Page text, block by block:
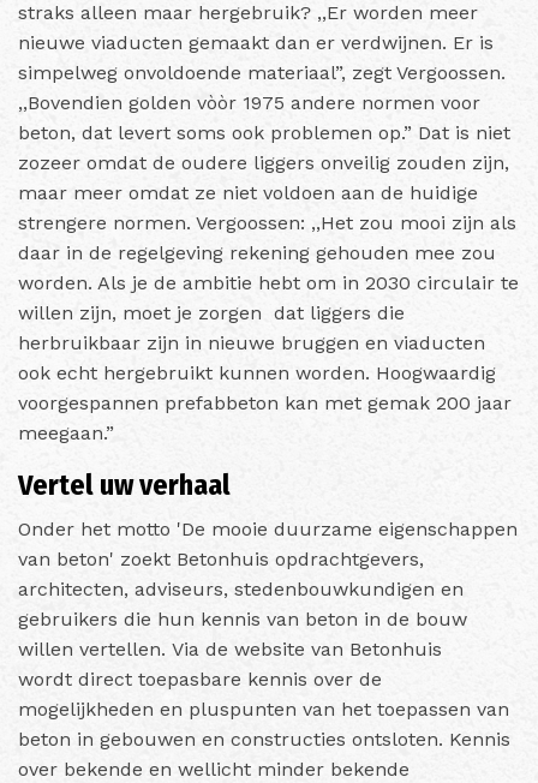
straks alleen maar hergebruik? ,,Er worden meer
nieuwe viaducten gemaakt dan er verdwijnen. Er is
simpelweg onvoldoende materiaal”, zegt Vergoossen.
,,Bovendien golden vòòr 1975 andere normen voor
beton, dat levert soms ook problemen op.” Dat is niet
zozeer omdat de oudere liggers onveilig zouden zijn,
maar meer omdat ze niet voldoen aan de huidige
strengere normen. Vergoossen: ,,Het zou mooi zijn als
daar in de regelgeving rekening gehouden mee zou
worden. Als je de ambitie hebt om in 2030 circulair te
willen zijn, moet je zorgen dat liggers die
herbruikbaar zijn in nieuwe bruggen en viaducten
ook echt hergebruikt kunnen worden. Hoogwaardig
voorgespannen prefabbeton kan met gemak 200 jaar
meegaan.”
Vertel uw verhaal
Onder het motto 'De mooie duurzame eigenschappen
van beton' zoekt Betonhuis opdrachtgevers,
architecten, adviseurs, stedenbouwkundigen en
gebruikers die hun kennis van beton in de bouw
willen vertellen. Via de website van Betonhuis
wordt direct toepasbare kennis over de
mogelijkheden en pluspunten van het toepassen van
beton in gebouwen en constructies ontsloten. Kennis
over bekende en wellicht minder bekende